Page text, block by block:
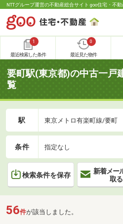
NTTグループ運営の不動産総合サイト goo住宅・不動
1
最近検索した条件
0
最近見た物件
要町駅(東京都)の中古一戸
覧
駅 東京メトロ有楽町線/要町
条件 指定なし
検索条件を保存
新着メー
取る
56件が該当しました。